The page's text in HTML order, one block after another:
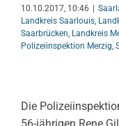
10.10.2017, 10:46
Landkreis Saarlouis,
Saarbrücken, Landkreis
Polizeiinspektion Merzig,
Die